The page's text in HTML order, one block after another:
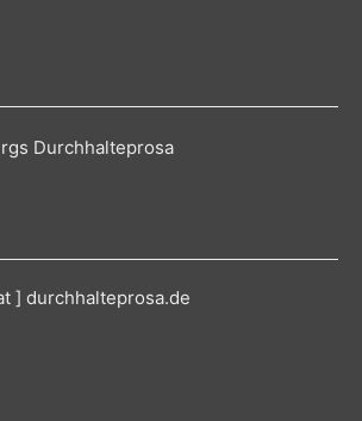
Durchhalteprosa
] durchhalteprosa.de